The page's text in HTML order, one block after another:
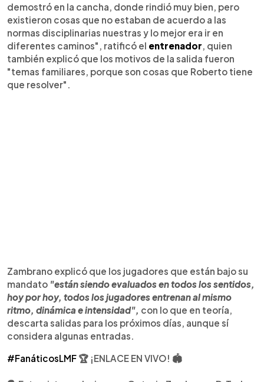
demostró en la cancha, donde rindió muy bien, pero
existieron cosas que no estaban de acuerdo a las
normas disciplinarias nuestras y lo mejor era ir en
diferentes caminos", ratificó el entrenador , quien
también explicó que los motivos de la salida fueron
"temas familiares, porque son cosas que Roberto tiene
que resolver".
Zambrano explicó que los jugadores que están bajo su
mandato "están siendo evaluados en todos los sentidos,
hoy por hoy, todos los jugadores entrenan al mismo
ritmo, dinámica e intensidad", con lo que en teoría,
descarta salidas para los próximos días, aunque sí
considera algunas entradas.
#FanáticosLMF 🏆 ¡ENLACE EN VIVO! 🏟️